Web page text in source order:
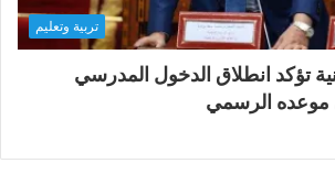
تربية وتعليم
تؤكد انطلاق الدخول المدرسي